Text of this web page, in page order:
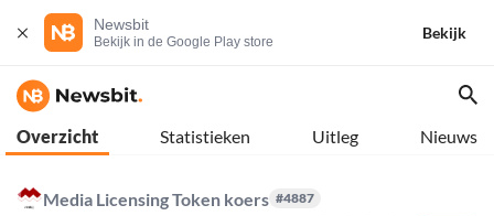
Newsbit
Bekijk in de Google Play store
Bekijk
Overzicht Statistieken Uitleg Nieuws
Media Licensing Token koers #4887